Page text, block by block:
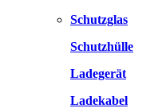
Schutzglas
Schutzhülle
Ladegerät
Ladekabel